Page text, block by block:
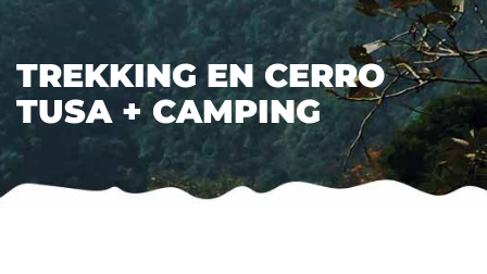
TREKKING EN CERRO
TUSA + CAMPING